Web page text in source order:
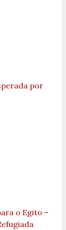
por
o Egito –